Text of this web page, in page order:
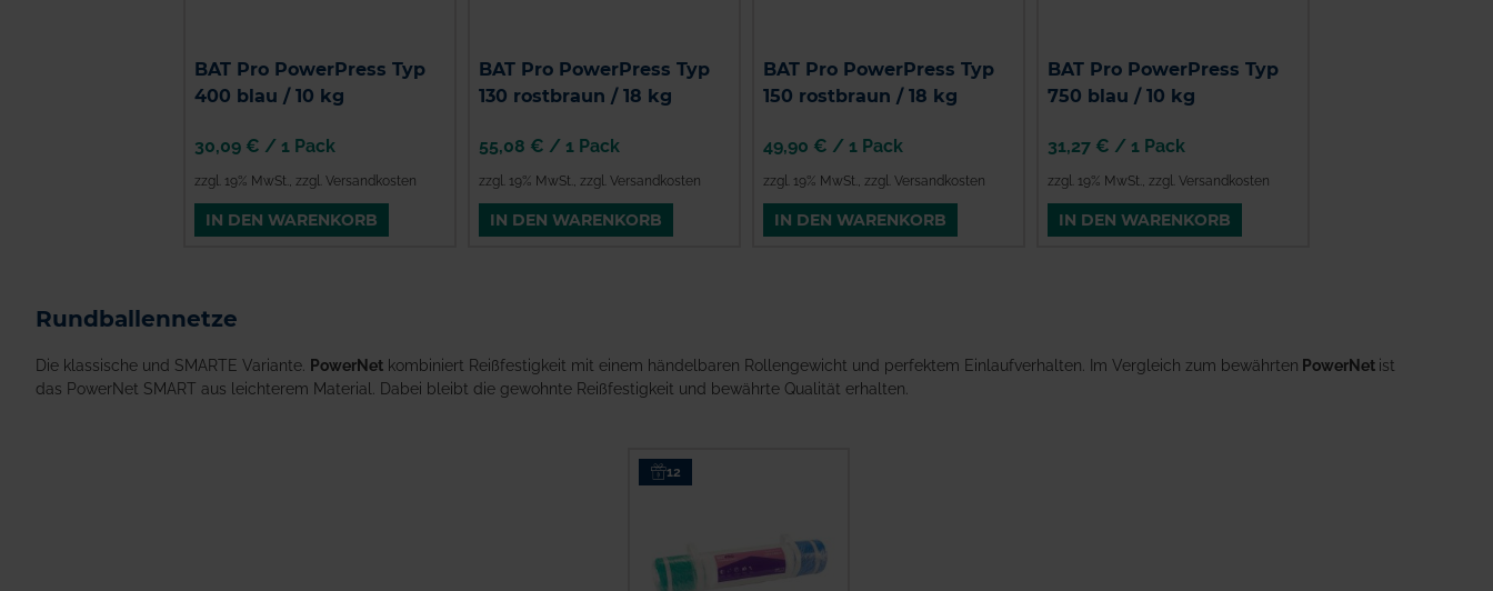
BAT Pro PowerPress Typ
400 blau / 10 kg
zzgl. 19% MwSt.,zzgl. Versandkosten
30,09 € / 1 Pack
IN DEN WARENKORB
BAT Pro PowerPress Typ
130 rostbraun / 18 kg
zzgl. 19% MwSt.,zzgl. Versandkosten
55,08 € / 1 Pack
IN DEN WARENKORB
BAT Pro PowerPress Typ
150 rostbraun / 18 kg
zzgl. 19% MwSt.,zzgl. Versandkosten
49,90 € / 1 Pack
IN DEN WARENKORB
BAT Pro PowerPress Typ
750 blau / 10 kg
zzgl. 19% MwSt.,zzgl. Versandkosten
31,27 € / 1 Pack
IN DEN WARENKORB
Rundballennetze
Die klassische und SMARTE Variante. PowerNet kombiniert Reißfestigkeit mit einem händelbaren Rollengewicht und perfektem Einlaufverhalten. Im Vergleich zum bewährten PowerNet ist
das PowerNet SMART aus leichterem Material. Dabei bleibt die gewohnte Reißfestigkeit und bewährte Qualität erhalten.
12